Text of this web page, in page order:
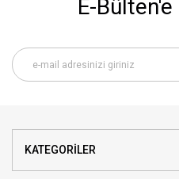
E-Bülten'e
KATEGORİLER